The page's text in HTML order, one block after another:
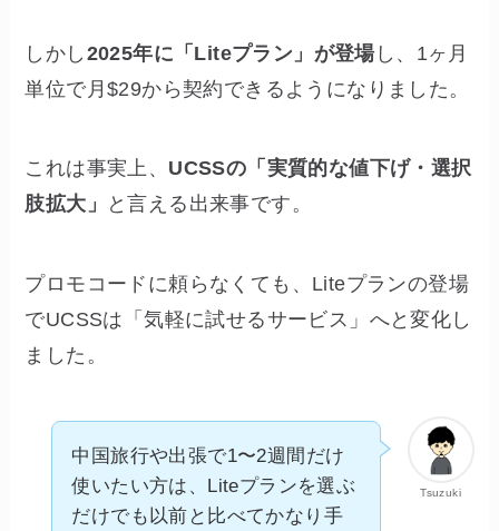
しかし 2025年に「Liteプラン」が登場し、1ヶ月
単位で月$29から契約できるようになりました。
これは事実上、 UCSSの「実質的な値下げ・選択
肢拡大」
と言える出来事です。
プロモコードに頼らなくても、Liteプランの登場
でUCSSは「気軽に試せるサービス」へと変化し
ました。
Tsuzuki
中国旅行や出張で1〜2週間だけ
使いたい方は、Liteプランを選ぶ
だけでも以前と比べてかなり手